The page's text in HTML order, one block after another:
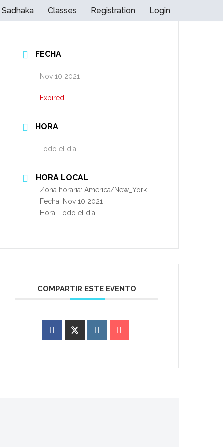
Sadhaka Classes Registration Login
FECHA
Nov 10 2021
Expired!
HORA
Todo el día
HORA LOCAL
Zona horaria:America/New_York
Fecha: Nov 10 2021
Hora:Todo el día
COMPARTIR ESTE EVENTO